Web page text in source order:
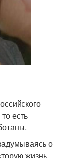
есть
о
жизнь.